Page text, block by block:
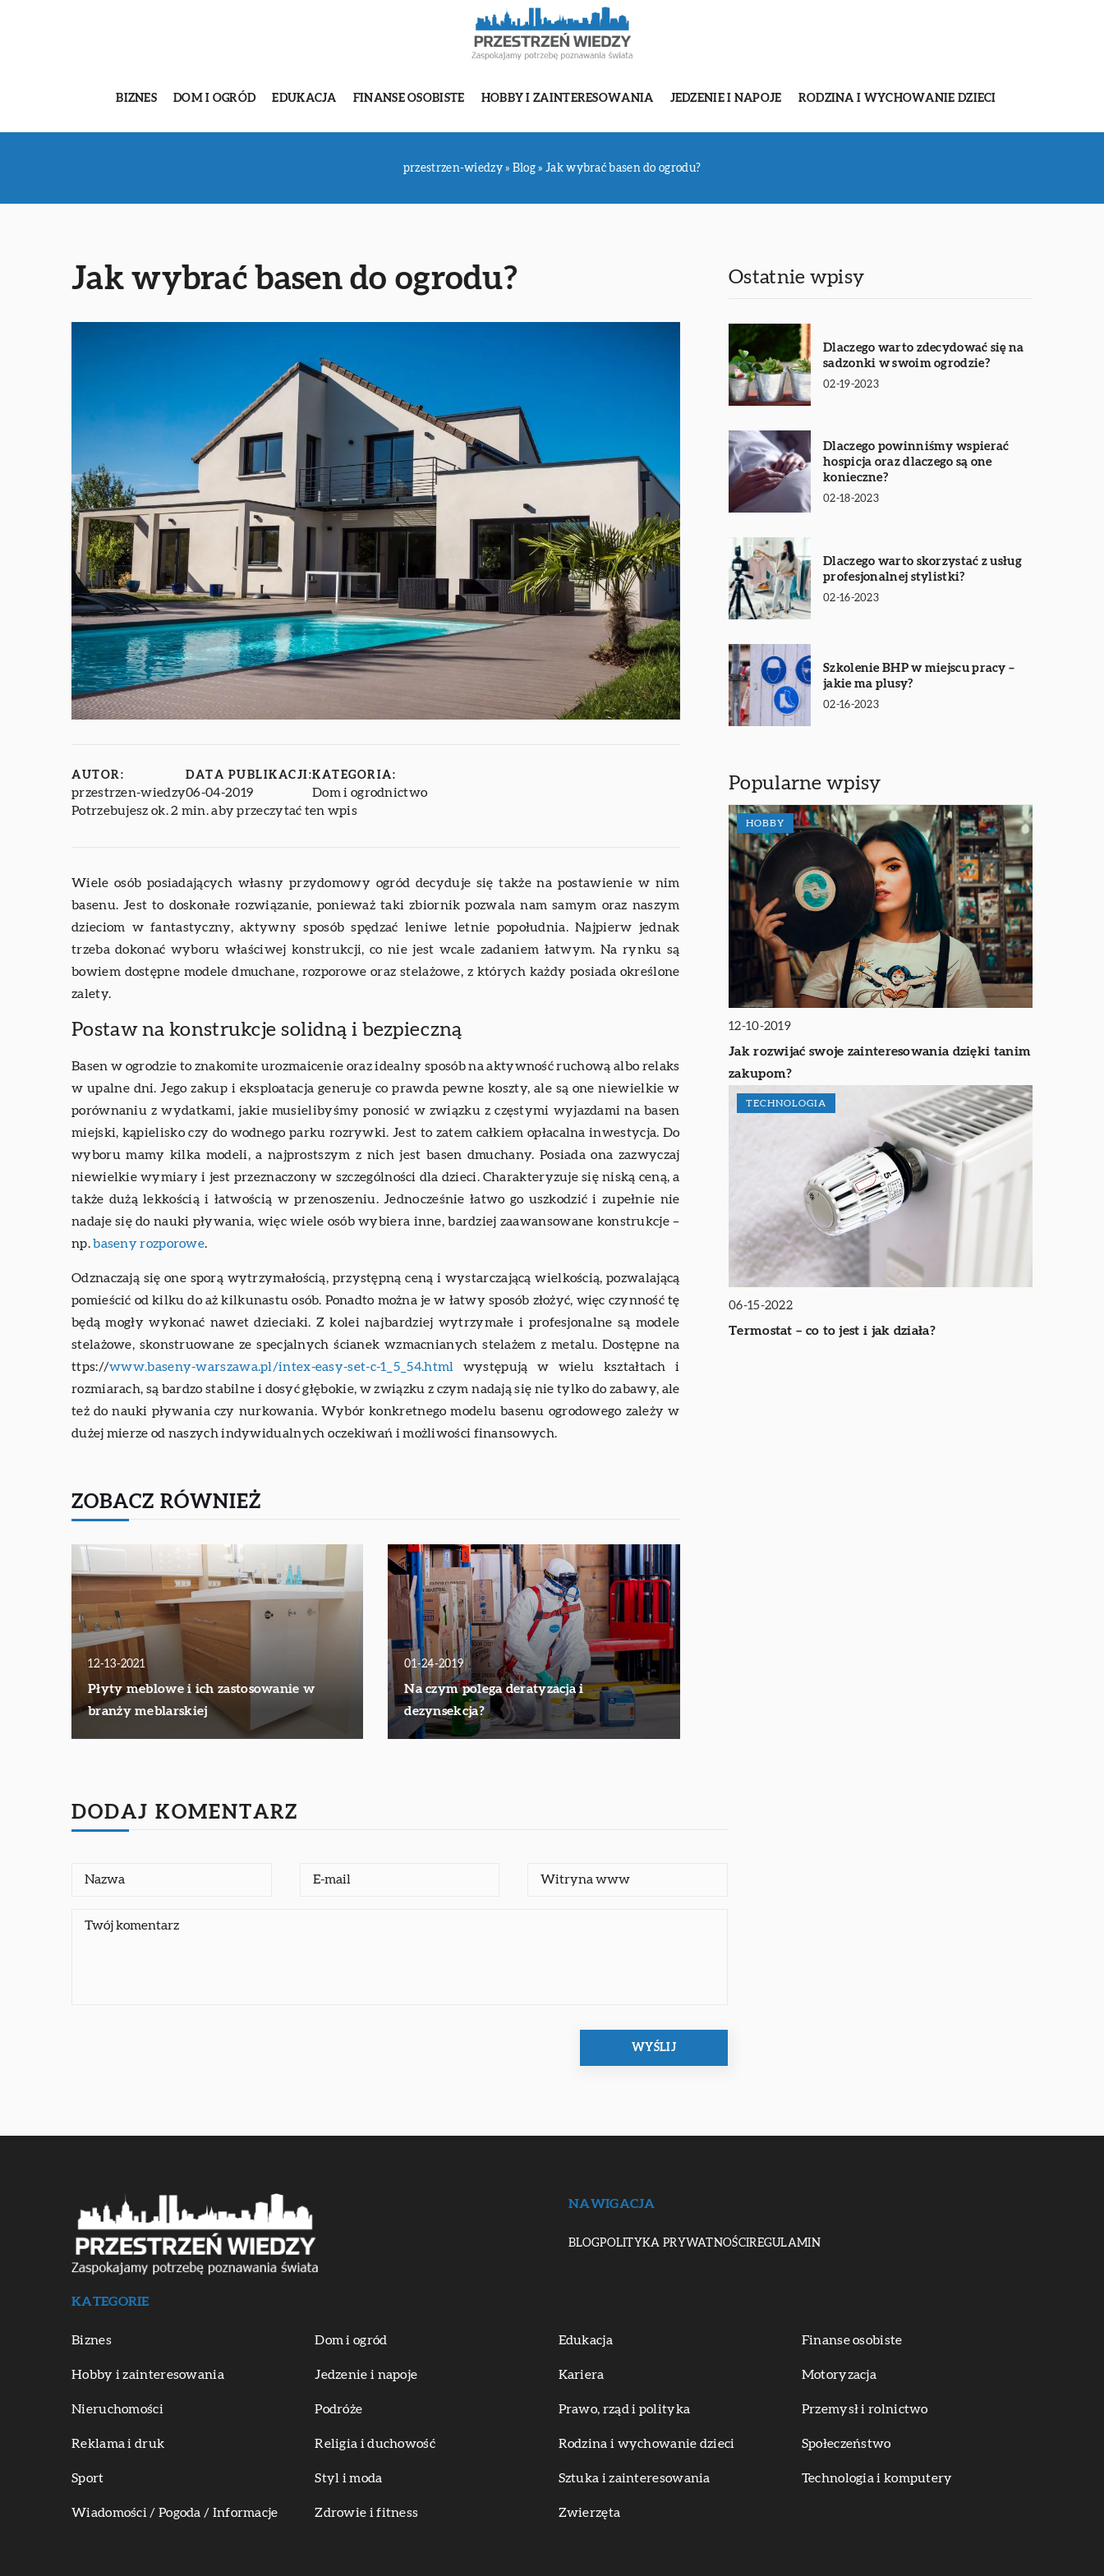
BIZNES DOM I OGRÓD EDUKACJA FINANSE OSOBISTE HOBBY I ZAINTERESOWANIA JEDZENIE I NAPOJE RODZINA I WYCHOWANIE DZIECI
przestrzen-wiedzy» Blog » Jak wybrać basen do ogrodu?
Jak wybrać basen do ogrodu?
AUTOR:
przestrzen-wiedzy
DATA PUBLIKACJI:
06-04-2019
KATEGORIA:
Dom i ogrodnictwo
Potrzebujesz ok. 2 min. aby przeczytać ten wpis
Wiele osób posiadających własny przydomowy ogród decyduje się także na postawienie w nim
basenu. Jest to doskonałe rozwiązanie, ponieważ taki zbiornik pozwala nam samym oraz naszym
dzieciom w fantastyczny, aktywny sposób spędzać leniwe letnie popołudnia. Najpierw jednak
trzeba dokonać wyboru właściwej konstrukcji, co nie jest wcale zadaniem łatwym. Na rynku są
bowiem dostępne modele dmuchane, rozporowe oraz stelażowe, z których każdy posiada określone
zalety.
Postaw na konstrukcje solidną i bezpieczną
Basen w ogrodzie to znakomite urozmaicenie oraz idealny sposób na aktywność ruchową albo relaks
w upalne dni. Jego zakup i eksploatacja generuje co prawda pewne koszty, ale są one niewielkie w
porównaniu z wydatkami, jakie musielibyśmy ponosić w związku z częstymi wyjazdami na basen
miejski, kąpielisko czy do wodnego parku rozrywki. Jest to zatem całkiem opłacalna inwestycja. Do
wyboru mamy kilka modeli, a najprostszym z nich jest basen dmuchany. Posiada ona zazwyczaj
niewielkie wymiary i jest przeznaczony w szczególności dla dzieci. Charakteryzuje się niską ceną, a
także dużą lekkością i łatwością w przenoszeniu. Jednocześnie łatwo go uszkodzić i zupełnie nie
nadaje się do nauki pływania, więc wiele osób wybiera inne, bardziej zaawansowane konstrukcje –
np.baseny rozporowe.
Odznaczają się one sporą wytrzymałością, przystępną ceną i wystarczającą wielkością, pozwalającą
pomieścić od kilku do aż kilkunastu osób. Ponadto można je w łatwy sposób złożyć, więc czynność tę
będą mogły wykonać nawet dzieciaki. Z kolei najbardziej wytrzymałe i profesjonalne są modele
stelażowe, skonstruowane ze specjalnych ścianek wzmacnianych stelażem z metalu. Dostępne na
ttps://www.baseny-warszawa.pl/intex-easy-set-c-1_5_54.html
występują w wielu kształtach i
rozmiarach, są bardzo stabilne i dosyć głębokie, w związku z czym nadają się nie tylko do zabawy, ale
też do nauki pływania czy nurkowania. Wybór konkretnego modelu basenu ogrodowego zależy w
dużej mierze od naszych indywidualnych oczekiwań i możliwości finansowych.
ZOBACZ RÓWNIEŻ
12-13-2021
Płyty meblowe i ich zastosowanie w
branży meblarskiej
01-24-2019
Na czym polega deratyzacja i
dezynsekcja?
Ostatnie wpisy
Dlaczego warto zdecydować się na
sadzonki w swoim ogrodzie?
02-19-2023
Dlaczego powinniśmy wspierać
hospicja oraz dlaczego są one
konieczne?
02-18-2023
Dlaczego warto skorzystać z usług
profesjonalnej stylistki?
02-16-2023
Szkolenie BHP w miejscu pracy –
jakie ma plusy?
02-16-2023
Popularne wpisy
HOBBY
12-10-2019
Jak rozwijać swoje zainteresowania dzięki tanim
zakupom?
TECHNOLOGIA
06-15-2022
Termostat – co to jest i jak działa?
DODAJ KOMENTARZ
NAWIGACJA
BLOGPOLITYKA PRYWATNOŚCIREGULAMIN
KATEGORIE
Biznes Dom i ogród Edukacja Finanse osobiste
Hobby i zainteresowania Jedzenie i napoje Kariera Motoryzacja
Nieruchomości Podróże Prawo, rząd i polityka Przemysł i rolnictwo
Reklama i druk Religia i duchowość Rodzina i wychowanie dzieci Społeczeństwo
Sport Styl i moda Sztuka i zainteresowania Technologia i komputery
Wiadomości / Pogoda / Informacje Zdrowie i fitness Zwierzęta